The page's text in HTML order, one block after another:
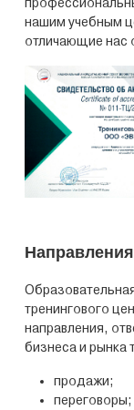
нашим учебным
отличающие нас
тренингового
направления,
бизнеса и рынка
продажи;
переговоры;